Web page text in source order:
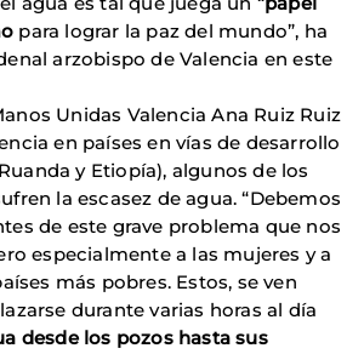
para lograr la paz del mundo”, ha
arzobispo de Valencia en este
Unidas Valencia Ana Ruiz Ruiz
en países en vías de desarrollo
y Etiopía), algunos de los
la escasez de agua. “Debemos
de este grave problema que nos
especialmente a las mujeres y a
más pobres. Estos, se ven
durante varias horas al día
desde los pozos hasta sus